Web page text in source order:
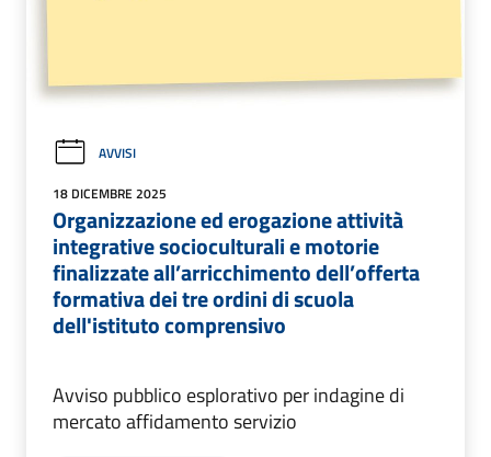
AVVISI
18 DICEMBRE 2025
Organizzazione ed erogazione attività
integrative socioculturali e motorie
finalizzate all’arricchimento dell’offerta
formativa dei tre ordini di scuola
dell'istituto comprensivo
Avviso pubblico esplorativo per indagine di
mercato affidamento servizio